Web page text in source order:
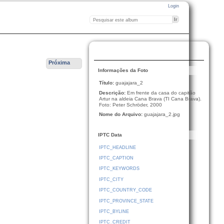
Login
Próxima
Informações da Foto
Título: guajajara_2
Descrição: Em frente da casa do capitão
Artur na aldeia Cana Brava (TI Cana Brava).
Foto: Peter Schröder, 2000
Nome do Arquivo: guajajara_2.jpg
IPTC Data
IPTC_HEADLINE
IPTC_CAPTION
IPTC_KEYWORDS
IPTC_CITY
IPTC_COUNTRY_CODE
IPTC_PROVINCE_STATE
IPTC_BYLINE
IPTC_CREDIT